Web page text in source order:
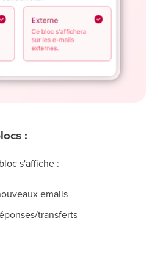
:
s'affiche :
emails
transferts